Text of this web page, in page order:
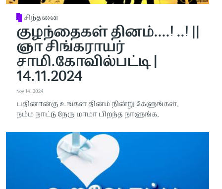
சிந்தனை
குழந்தைகள் தினம்....! ..! ||
ஞா சிங்கராயர்
சாமி.கோவில்பட்டி |
14.11.2024
Nov 14, 2024
பதினான்கு உங்கள் தினம் நின்று கேளுங்கள்,
நம்ம நாட்டு நேரு மாமா பிறந்த நாளுங்க,